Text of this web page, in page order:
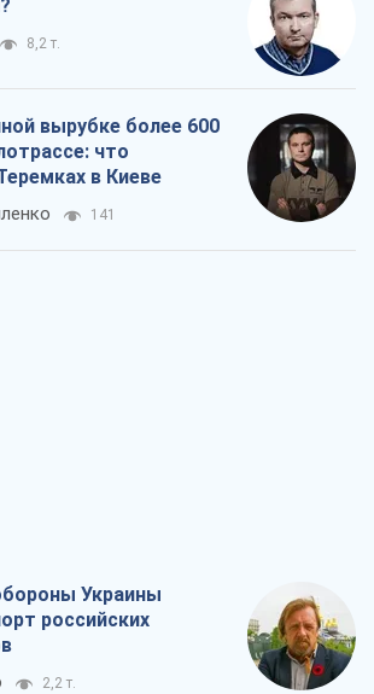
8,2 т.
вырубке более 600
что
в Киеве
141
Украины
российских
2,2 т.